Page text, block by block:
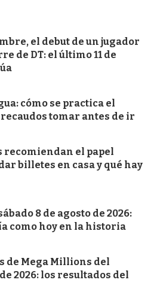
el debut de un jugador
de DT: el último 11 de
cómo se practica el
tomar antes de ir
recomiendan el papel
billetes en casa y qué hay
8 de agosto de 2026:
como hoy en la historia
de Mega Millions del
2026: los resultados del